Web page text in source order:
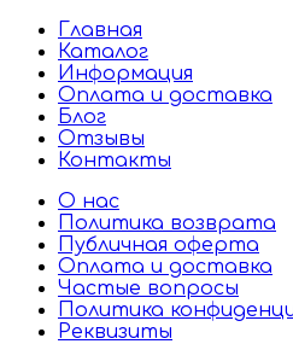
Главная
Каталог
Информация
Оплата и доставка
Блог
Отзывы
Контакты
О нас
Политика возврата
Публичная оферта
Оплата и доставка
Частые вопросы
Политика
Реквизиты